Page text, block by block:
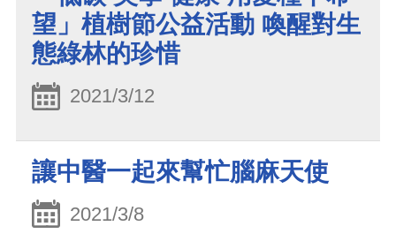
望」植樹節公益活動 喚醒對生
態綠林的珍惜
2021/3/12
讓中醫一起來幫忙腦麻天使
2021/3/8